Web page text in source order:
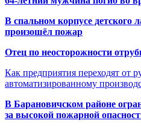
В спальном корпусе детского
произошёл пожар
Отец по неосторожности
Как предприятия переходят от
автоматизированному
В Барановичском районе
за высокой пожарной